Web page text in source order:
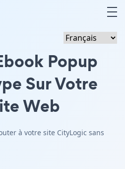
Popup
Sur Votre
Web
à votre site CityLogic sans